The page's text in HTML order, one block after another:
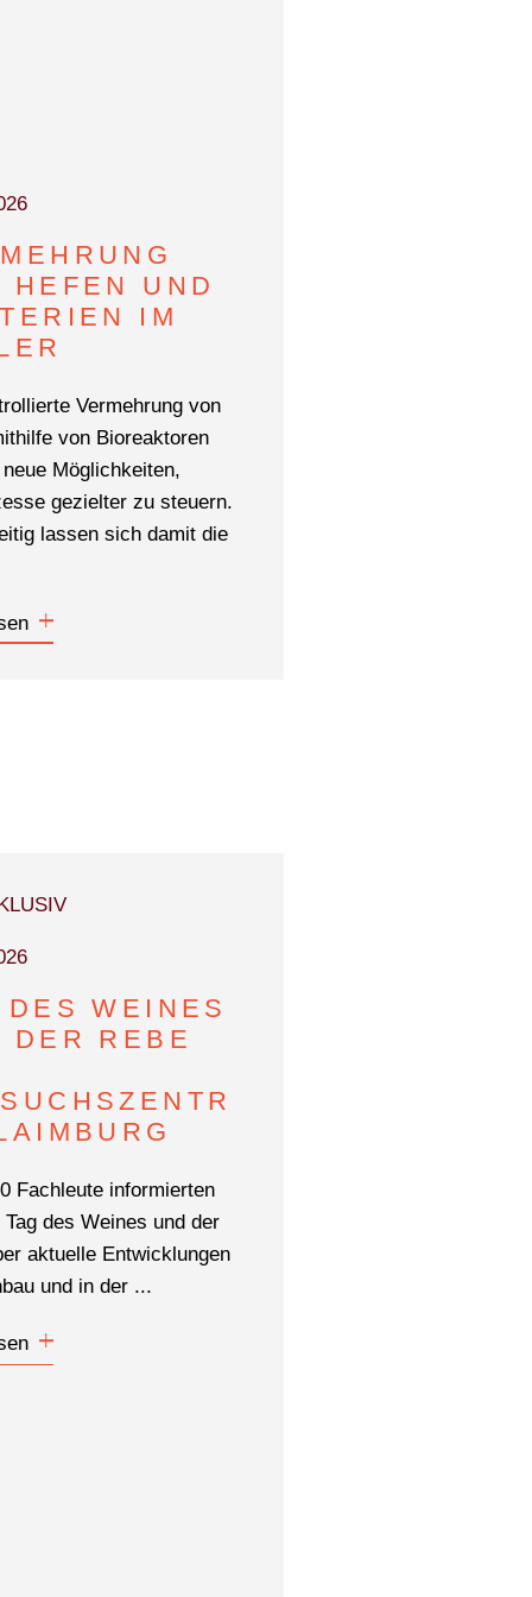
HEFEN UND
IM
Vermehrung von
von Bioreaktoren
Möglichkeiten,
gezielter zu steuern.
lassen sich damit die
DES WEINES
DER REBE
Fachleute informierten
des Weines und der
aktuelle Entwicklungen
und in der ...